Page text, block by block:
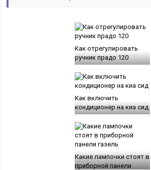
Как отрегулировать
ручник прадо 120
Как включить
кондиционер на киа сид
Какие лампочки стоят в
приборной панели